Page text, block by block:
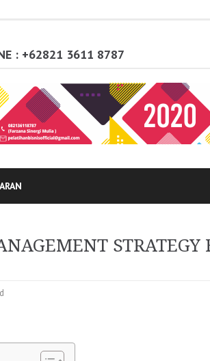
: +62821 3611 8787
STRATEGY